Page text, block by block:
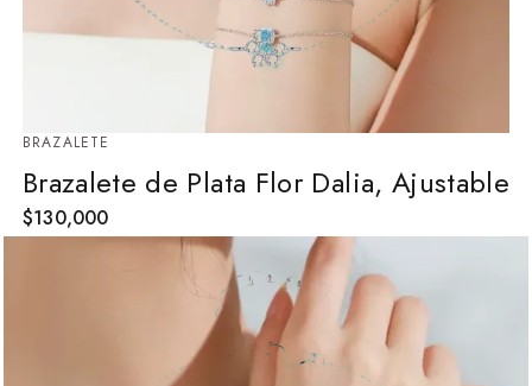
BRAZALETE
Brazalete de Plata Flor Dalia, Ajustable
$130,000